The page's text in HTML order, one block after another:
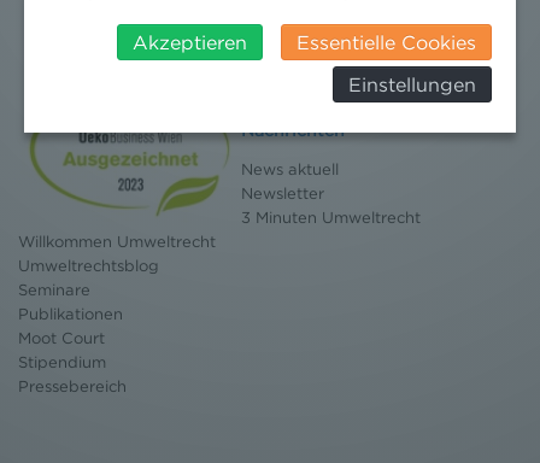
Nachrichten
News aktuell
Newsletter
3 Minuten Umweltrecht
Willkommen Umweltrecht
Umweltrechtsblog
Seminare
Publikationen
Moot Court
Stipendium
Pressebereich
insbesondere das Risiko, dass ihre Daten durch US-
Behörden, zu Kontroll- und zu
Überwachungszwecken, verarbeitet werden und
werden können. Zudem finden Sie am
Bildschirmrand ein Cookie-Icon wo Sie jederzeit Ihre
Einwilligung widerrufen und Widerspruch ausüben.
Weitere Infomationen finden Sie hier:
Datenschutzerklärung
Akzeptieren
Essentielle Cookies
Einstellungen